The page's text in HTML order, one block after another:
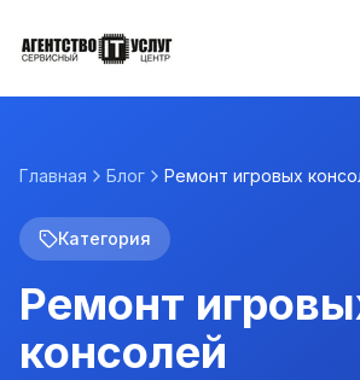
Главная Блог Ремонт игровых
Категория
Ремонт
консолей